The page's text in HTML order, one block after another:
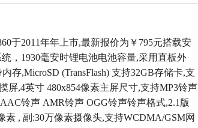
于2011年年上市,最新报价为￥795元搭载安
，1930毫安时锂电池电池容量,采用直板外
存,MicroSD (TransFlash) 支持32GB存储卡,支
屏,4英寸 480x854像素主屏尺寸,支持MP3铃声
铃声 AMR铃声 OGG铃声铃声格式,2.1版
素 , 副:30万像素摄像头,支持WCDMA/GSM网